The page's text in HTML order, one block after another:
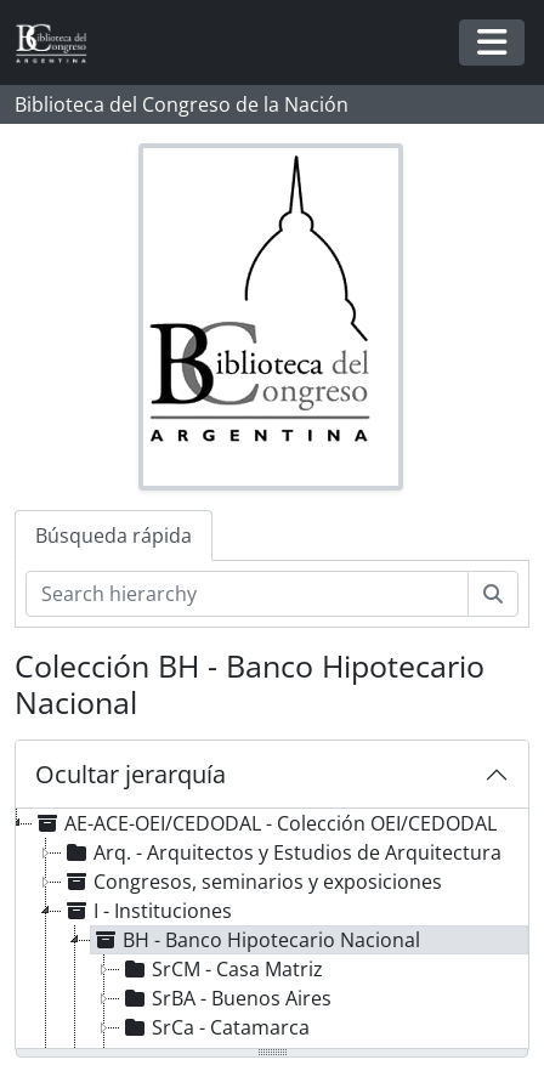
Skip to main content
Biblioteca del Congreso de la Nación
Búsqueda rápida
Colección BH - Banco Hipotecario
Nacional
Ocultar jerarquía
AE-ACE-OEI/CEDODAL - Colección OEI/CEDODAL
Arq. - Arquitectos y Estudios de Arquitectura
Congresos, seminarios y exposiciones
I - Instituciones
BH - Banco Hipotecario Nacional
SrCM - Casa Matriz
SrBA - Buenos Aires
SrCa - Catamarca
SrCh - Chaco